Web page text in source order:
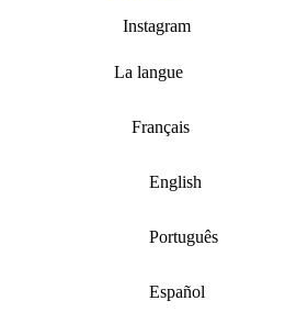
Instagram
La langue
Français
English
Português
Español